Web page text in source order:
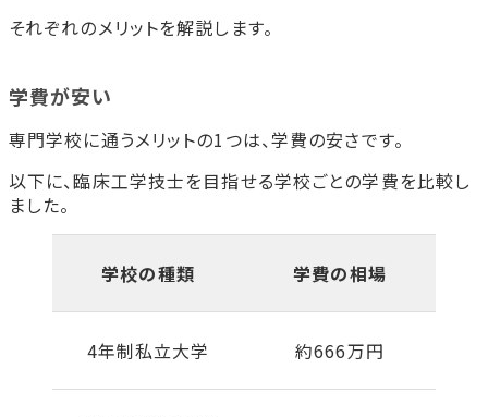
それぞれのメリットを解説します。
学費が安い
専門学校に通うメリットの1つは、学費の安さです。
以下に、臨床工学技士を目指せる学校ごとの学費を比較し
ました。
学校の種類 学費の相場
4年制私立大学 約666万円